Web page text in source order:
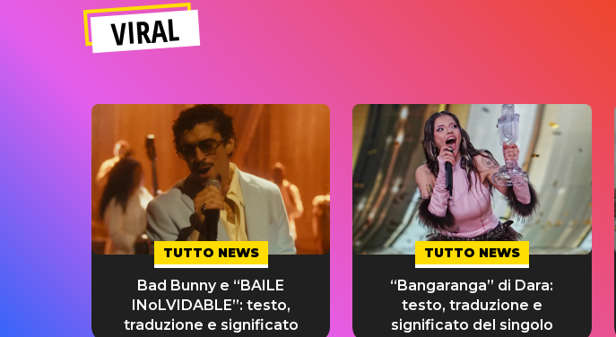
VIRAL
TUTTO NEWS
Bad Bunny e “BAILE
INoLVIDABLE”: testo,
traduzione e significato
TUTTO NEWS
“Bangaranga” di Dara:
testo, traduzione e
significato del singolo